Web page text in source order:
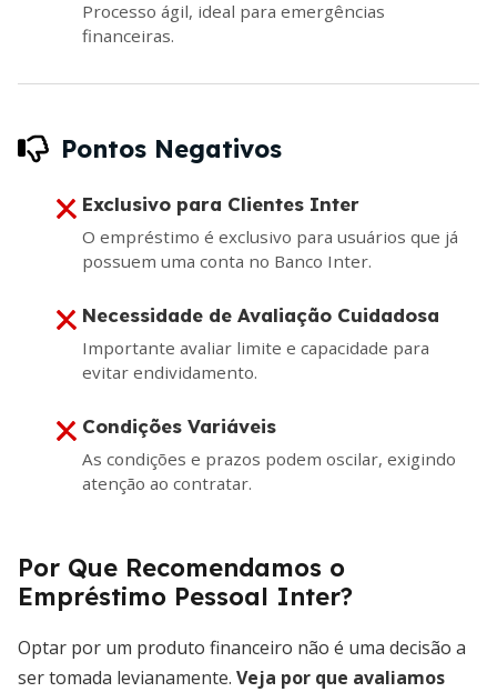
Processo ágil, ideal para emergências
financeiras.
Pontos Negativos
Exclusivo para Clientes Inter
O empréstimo é exclusivo para usuários que já
possuem uma conta no Banco Inter.
Necessidade de Avaliação Cuidadosa
Importante avaliar limite e capacidade para
evitar endividamento.
Condições Variáveis
As condições e prazos podem oscilar, exigindo
atenção ao contratar.
Por Que Recomendamos o
Empréstimo Pessoal Inter?
Optar por um produto financeiro não é uma decisão a
ser tomada levianamente. Veja por que avaliamos